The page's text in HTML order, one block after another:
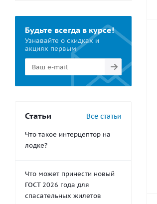
Будьте всегда в курсе!
Узнавайте о скидках и
акциях первым
Статьи Все статьи
Что такое интерцептор на
лодке?
Что может принести новый
ГОСТ 2026 года для
спасательных жилетов